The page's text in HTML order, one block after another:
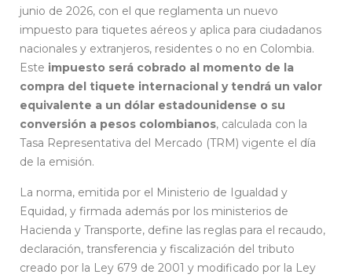
junio de 2026, con el que reglamenta un nuevo
impuesto para tiquetes aéreos y aplica para ciudadanos
nacionales y extranjeros, residentes o no en Colombia.
Este impuesto será cobrado al momento de la
compra del tiquete internacional y tendrá un valor
equivalente a un dólar estadounidense o su
conversión a pesos colombianos, calculada con la
Tasa Representativa del Mercado (TRM) vigente el día
de la emisión.
La norma, emitida por el Ministerio de Igualdad y
Equidad, y firmada además por los ministerios de
Hacienda y Transporte, define las reglas para el recaudo,
declaración, transferencia y fiscalización del tributo
creado por la Ley 679 de 2001 y modificado por la Ley